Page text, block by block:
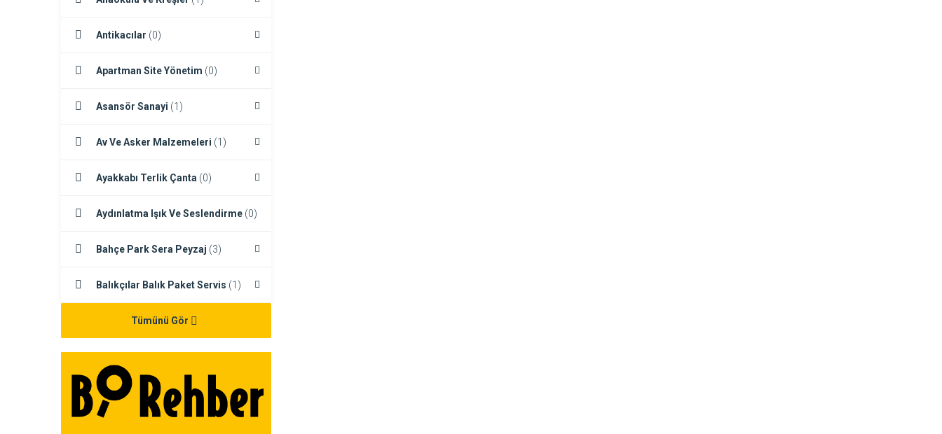
Antikacılar (0)
Apartman Site Yönetim (0)
Asansör Sanayi (1)
Av Ve Asker Malzemeleri (1)
Ayakkabı Terlik Çanta (0)
Aydınlatma Işık Ve Seslendirme (0)
Bahçe Park Sera Peyzaj (3)
Balıkçılar Balık Paket Servis (1)
Tümünü Gör